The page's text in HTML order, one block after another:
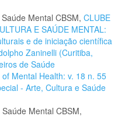
Mental CBSM, CLUBE
E SAÚDE MENTAL:
e de iniciação científica
Zaninelli (Curitiba,
de Saúde
Mental Health: v. 18 n. 55
- Arte, Cultura e Saúde
Mental CBSM,